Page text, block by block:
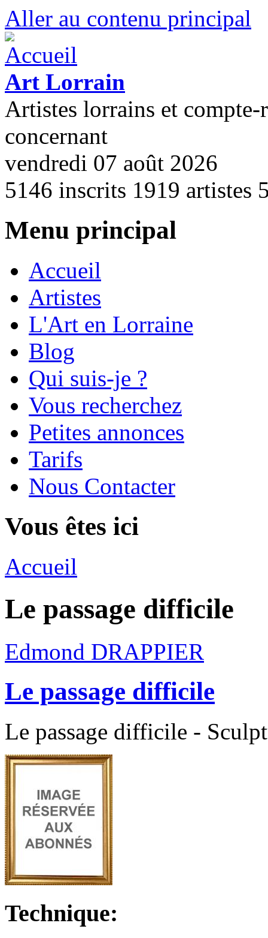
Aller au contenu principal
Art Lorrain
Artistes lorrains et compte-
concernant
vendredi 07 août 2026
5146 inscrits 1919 artistes
Menu principal
Accueil
Artistes
L'Art en Lorraine
Blog
Qui suis-je ?
Vous recherchez
Petites annonces
Tarifs
Nous Contacter
Vous êtes ici
Accueil
Le passage difficile
Edmond DRAPPIER
Le passage difficile
Le passage difficile -
Technique: